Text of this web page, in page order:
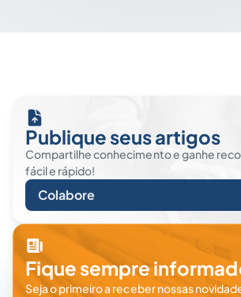
Publique seus artigos
Compartilhe conhecimento e ganhe
fácil e rápido!
Colabore
Fique sempre
Seja o primeiro a receber nossas